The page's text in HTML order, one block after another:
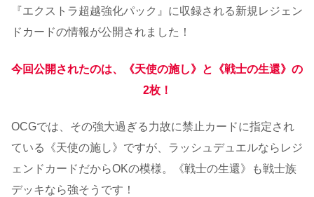
『エクストラ超越強化パック』に収録される新規レジェン
ドカードの情報が公開されました！
今回公開されたのは、《天使の施し》と《戦士の生還》の
2枚！
OCGでは、その強大過ぎる力故に禁止カードに指定され
ている《天使の施し》ですが、ラッシュデュエルならレジ
ェンドカードだからOKの模様。《戦士の生還》も戦士族
デッキなら強そうです！